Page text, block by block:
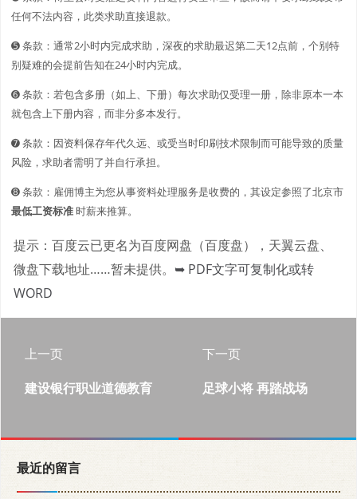
任何不法内容，此类求助直接退款。
➎ 条款：通常2小时内完成求助，深夜的求助最迟第二天12点前，个别特
别疑难的会提前告知在24小时内完成。
➏ 条款：若包含多册（如上、下册）每次求助仅受理一册，除非原本一本
就包含上下册内容，而非分多本发行。
➐ 条款：因资料保存年代久远、或受当时印刷技术限制而可能导致的质量
风险，求助者需明了并自行承担。
➑ 条款：雇佣博主为您从事资料处理服务是收费的，其设定参照了北京市
最低工资标准时薪来推算。
提示：百度云已更名为百度网盘（百度盘），天翼云盘、
微盘下载地址……暂未提供。 ➥ PDF文字可复制化或转
WORD
上一页
建设银行职业道德教育
下一页
足球小将 再踏战场
最近的留言